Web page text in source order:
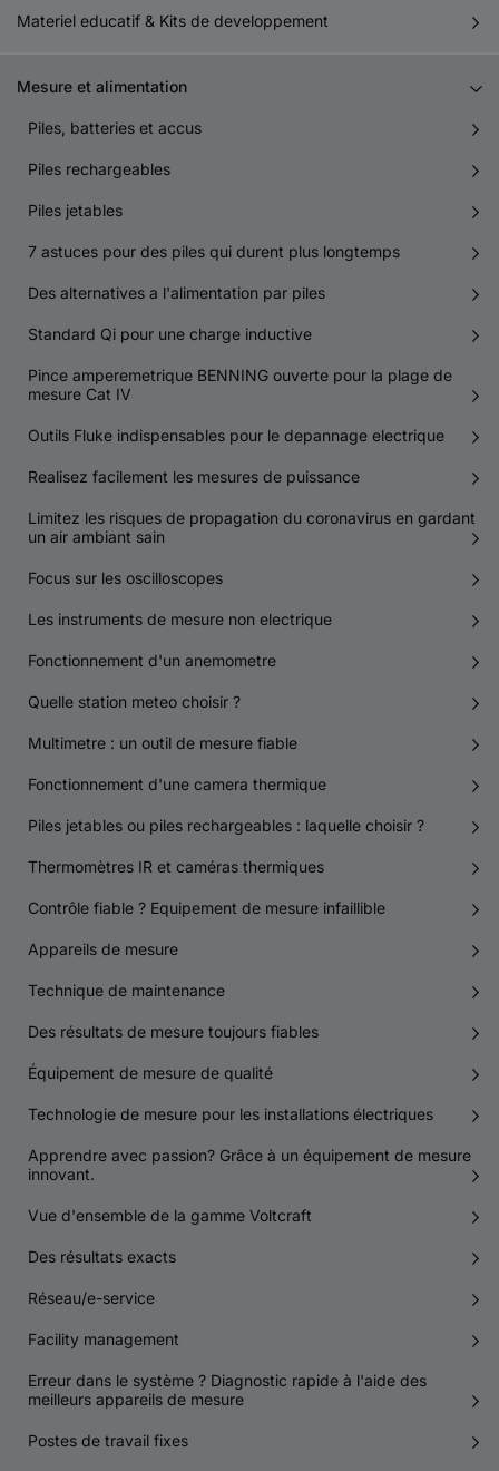
Materiel educatif & Kits de developpement
Mesure et alimentation
Piles, batteries et accus
Piles rechargeables
Piles jetables
7 astuces pour des piles qui durent plus longtemps
Des alternatives a l'alimentation par piles
Standard Qi pour une charge inductive
Pince amperemetrique BENNING ouverte pour la plage de
mesure Cat IV
Outils Fluke indispensables pour le depannage electrique
Realisez facilement les mesures de puissance
Limitez les risques de propagation du coronavirus en gardant
un air ambiant sain
Focus sur les oscilloscopes
Les instruments de mesure non electrique
Fonctionnement d'un anemometre
Quelle station meteo choisir ?
Multimetre : un outil de mesure fiable
Fonctionnement d'une camera thermique
Piles jetables ou piles rechargeables : laquelle choisir ?
Thermomètres IR et caméras thermiques
Contrôle fiable ? Equipement de mesure infaillible
Appareils de mesure
Technique de maintenance
Des résultats de mesure toujours fiables
Équipement de mesure de qualité
Technologie de mesure pour les installations électriques
Apprendre avec passion? Grâce à un équipement de mesure
innovant.
Vue d'ensemble de la gamme Voltcraft
Des résultats exacts
Réseau/e-service
Facility management
Erreur dans le système ? Diagnostic rapide à l'aide des
meilleurs appareils de mesure
Postes de travail fixes